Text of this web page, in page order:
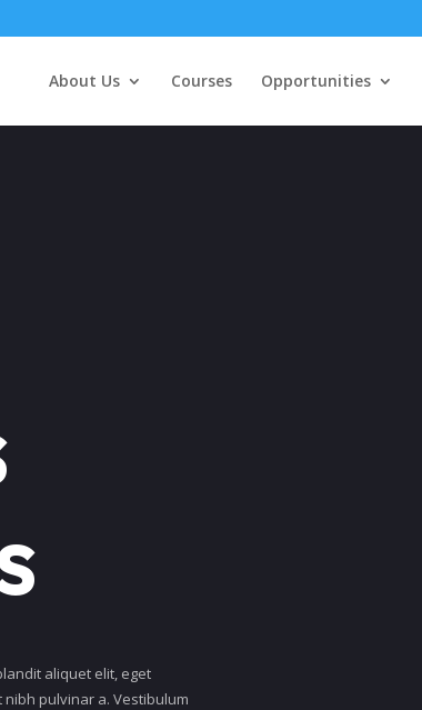
About Us Courses Opportunities
aliquet elit, eget
nibh pulvinar a. Vestibulum